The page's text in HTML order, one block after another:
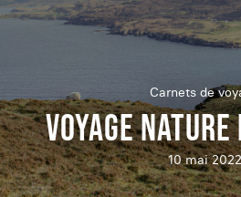
Carnets de
VOYAGE
10 mai 2022